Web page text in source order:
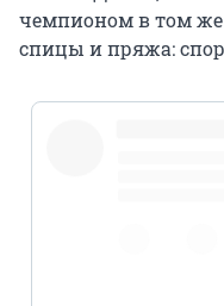
чемпионом в том же
спицы и пряжа: